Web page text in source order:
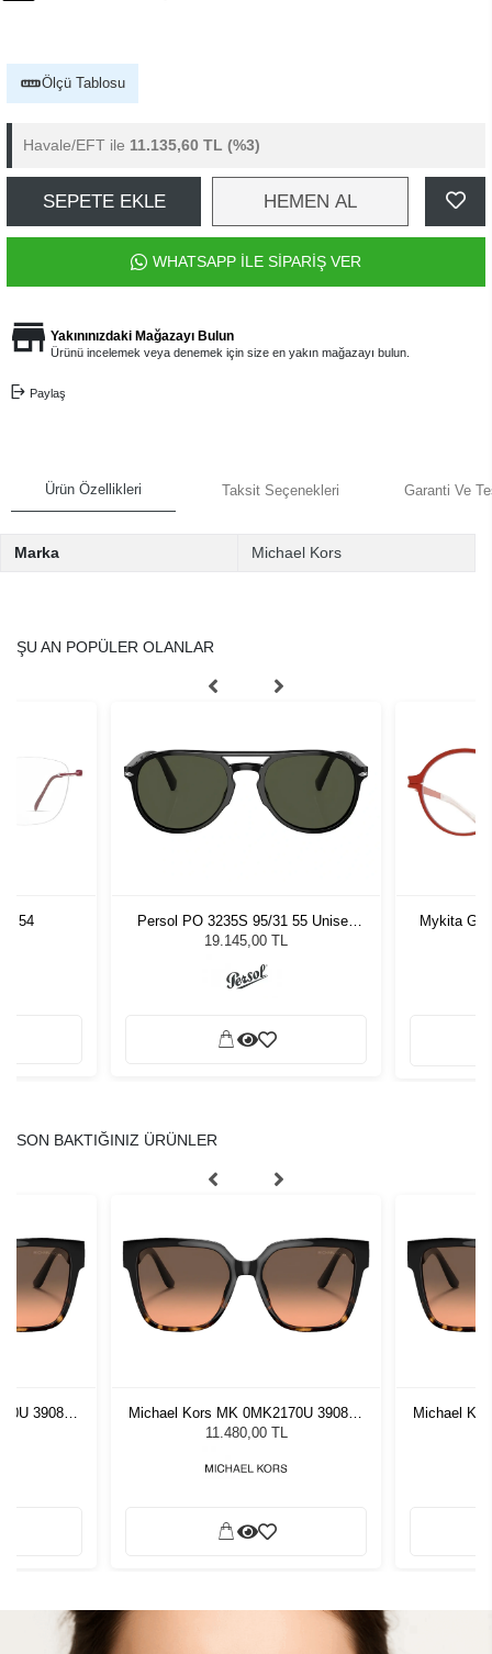
Ölçü Tablosu
Havale/EFT ile 11.135,60 TL (%3)
SEPETE EKLE HEMEN AL
WHATSAPP İLE SİPARİŞ VER
Yakınınızdaki Mağazayı Bulun
Ürünü incelemek veya denemek için size en yakın mağazayı bulun.
Paylaş
Ürün Özellikleri Taksit Seçenekleri Garanti Ve
Marka Michael Kors
ŞU AN POPÜLER OLANLAR
54
Persol PO 3235S 95/31 55 Unisex
Güneş Gözlüğü
19.145,00 TL
Mykita
SON BAKTIĞINIZ ÜRÜNLER
390818
Michael Kors MK 0MK2170U 390818
54 Kadın Güneş Gözlüğü
11.480,00 TL
Michael